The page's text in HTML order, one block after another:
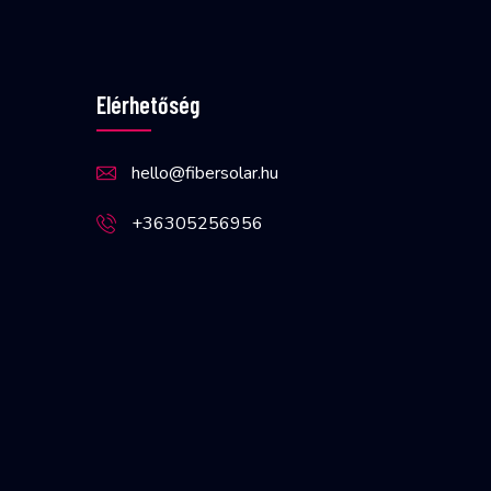
Elérhetőség
hello@fibersolar.hu
+36305256956